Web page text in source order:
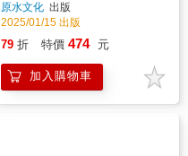
級食譜示範，兼顧營養美味
與健康【暢銷增訂版】
原水文化 出版
2025/01/15 出版
79 折 特價 474 元
加入購物車